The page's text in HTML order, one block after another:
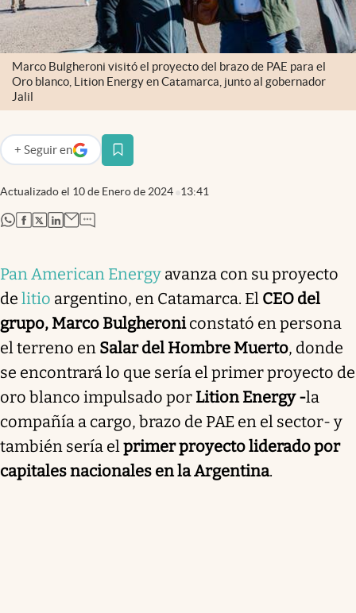
abre en nueva pestaña
Argentina
Marco Bulgheroni visitó el proyecto del brazo de PAE para el
Oro blanco, Lition Energy en Catamarca, junto al gobernador
Jalil
Actualizado el 10 de Enero de 2024 13:41
+ Seguir en
abre en nueva pestaña
abre en nueva pestaña
abre en nueva pestaña
abre en nueva pestaña
abre en nueva pestaña
Pan American Energy avanza con su proyecto
de litio argentino, en Catamarca. El CEO del
grupo, Marco Bulgheroniconstató en persona
el terreno en Salar del Hombre Muerto, donde
se encontrará lo que sería el primer proyecto de
oro blanco impulsado por Lition Energy -la
compañía a cargo, brazo de PAE en el sector- y
también sería elprimer proyecto liderado por
capitales nacionales en la Argentina.